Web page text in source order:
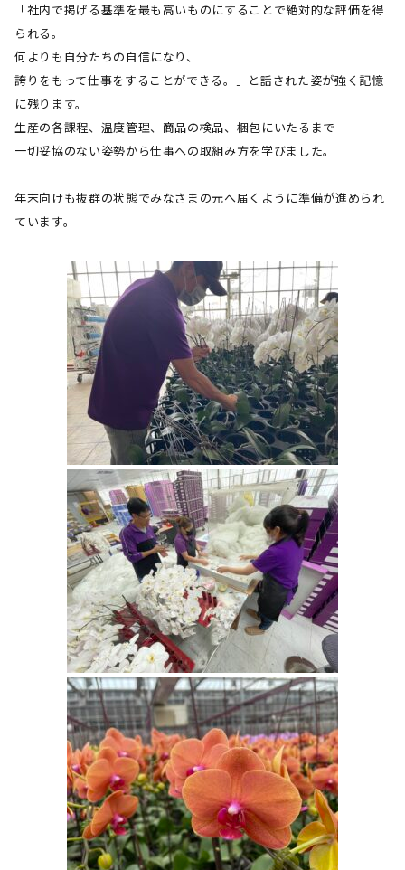
「社内で掲げる基準を最も高いものにすることで絶対的な評価を得
られる。
何よりも自分たちの自信になり、
誇りをもって仕事をすることができる。」と話された姿が強く記憶
に残ります。
生産の各課程、温度管理、商品の検品、梱包にいたるまで
一切妥協のない姿勢から仕事への取組み方を学びました。
年末向けも抜群の状態でみなさまの元へ届くように準備が進められ
ています。